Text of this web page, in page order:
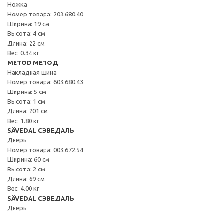
Ножка
Номер товара: 203.680.40
Ширина: 19 см
Высота: 4 см
Длина: 22 см
Вес: 0.34 кг
METOD МЕТОД
Накладная шина
Номер товара: 603.680.43
Ширина: 5 см
Высота: 1 см
Длина: 201 см
Вес: 1.80 кг
SÄVEDAL СЭВЕДАЛЬ
Дверь
Номер товара: 003.672.54
Ширина: 60 см
Высота: 2 см
Длина: 69 см
Вес: 4.00 кг
SÄVEDAL СЭВЕДАЛЬ
Дверь